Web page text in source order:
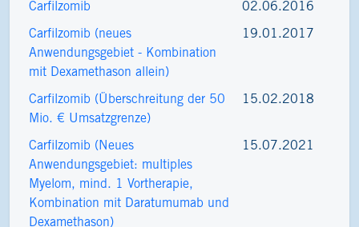
Carfilzomib 02.06.2016
Carfilzomib (neues
Anwendungsgebiet - Kombination
mit Dexamethason allein)
19.01.2017
Carfilzomib (Überschreitung der 50
Mio. € Umsatzgrenze)
15.02.2018
Carfilzomib (Neues
Anwendungsgebiet: multiples
Myelom, mind. 1 Vortherapie,
Kombination mit Daratumumab und
Dexamethason)
15.07.2021